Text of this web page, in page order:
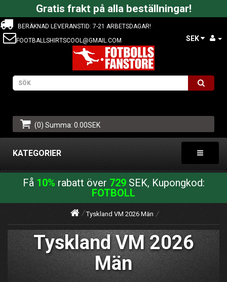
Gratis frakt på alla beställningar!
BERÄKNAD LEVERANSTID: 7-21 ARBETSDAGAR!
FOOTBALLSHIRTSCOOL@GMAIL.COM
SEK
(0) Summa: 0.00SEK
KATEGORIER
Få 10% rabatt över 729SEK, Kupongkod:
FOTBOLL
Tyskland VM 2026 Män
Tyskland VM 2026
Män